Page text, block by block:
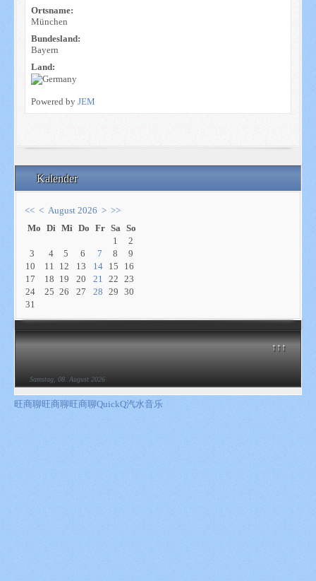
↑↑↑
Samstag, 08. August 2026
Kalender
<< < August 2026 > >>
Mo Di Mi Do Fr Sa So
1
2
3
4 5 6 7 8
9
10
11 12 13 14 15
16
17
18 19 20 21 22
23
24
25 26 27 28 29
30
31
Ortsname:
München
Bundesland:
Bayern
Land:
Powered by JEM
旺商聊旺商聊旺商聊QuickQ汽水音乐